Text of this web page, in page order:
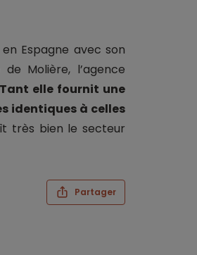
Espagne avec son
Molière, l’agence
Tant elle fournit une
identiques à celles
très bien le secteur
Partager